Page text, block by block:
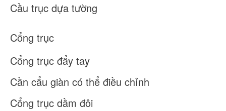
Cầu trục dựa tường
Cổng trục
Cổng trục đẩy tay
Cần cẩu giàn có thể điều chỉnh
Cổng trục dầm đôi